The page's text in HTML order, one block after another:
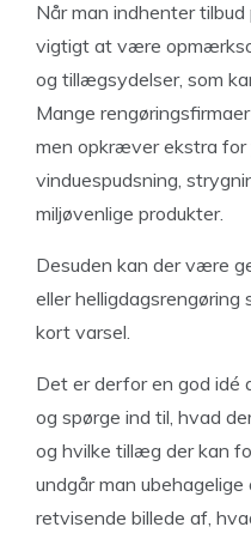
Når man indhenter
vigtigt at være
og tillægsydelser, som
Mange
men opkræver ekstra for
vinduespudsning,
miljøvenlige produkter.
Desuden kan der være
eller
kort varsel.
Det er derfor en god idé
og spørge ind til, hvad
og hvilke tillæg der kan
undgår man
retvisende billede af,